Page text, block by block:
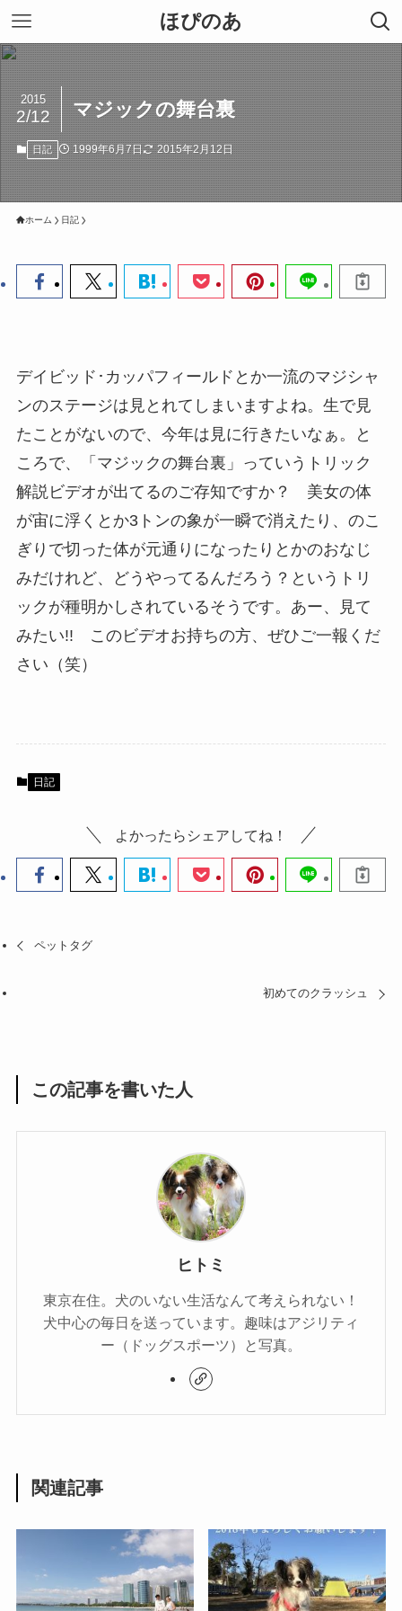
ほぴのあ
マジックの舞台裏
2015
2/12
日記 1999年6月7日 2015年2月12日
ホーム 日記
デイビッド･カッパフィールドとか一流のマジシャ
ンのステージは見とれてしまいますよね。生で見
たことがないので、今年は見に行きたいなぁ。と
ころで、「マジックの舞台裏」っていうトリック
解説ビデオが出てるのご存知ですか？ 美女の体
が宙に浮くとか3トンの象が一瞬で消えたり、のこ
ぎりで切った体が元通りになったりとかのおなじ
みだけれど、どうやってるんだろう？というトリ
ックが種明かしされているそうです。あー、見て
みたい!! このビデオお持ちの方、ぜひご一報くだ
さい（笑）
日記
よかったらシェアしてね！
ペットタグ
初めてのクラッシュ
この記事を書いた人
ヒトミ
東京在住。犬のいない生活なんて考えられない！
犬中心の毎日を送っています。趣味はアジリティ
ー（ドッグスポーツ）と写真。
関連記事